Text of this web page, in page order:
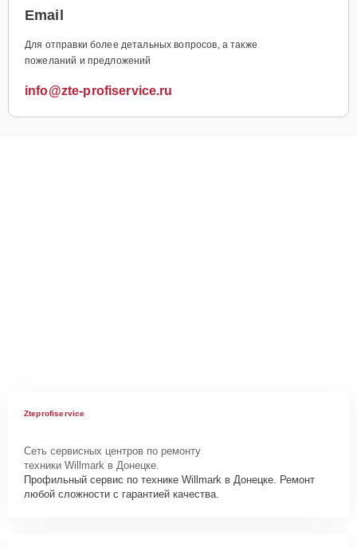
Email
Для отправки более детальных вопросов, а также
пожеланий и предложений
info@zte-profiservice.ru
Zteprofiservice
Сеть сервисных центров по ремонту
техники Willmark в Донецке.
Профильный сервис по технике Willmark в Донецке. Ремонт
любой сложности с гарантией качества.